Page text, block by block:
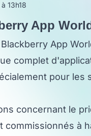
13h18
App
App
complet
pour les
concernant le
à